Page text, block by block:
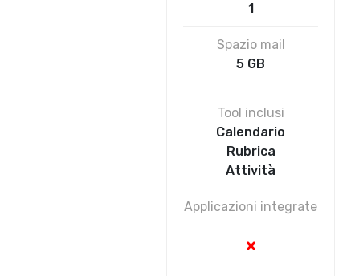
1
Spazio mail
5 GB
Tool inclusi
Calendario
Rubrica
Attività
Applicazioni integrate